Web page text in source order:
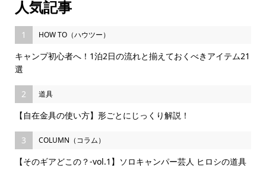
人気記事
1 HOW TO（ハウツー）
キャンプ初心者へ！1泊2日の流れと揃えておくべきアイテム21
選
2 道具
【自在金具の使い方】形ごとにじっくり解説！
3 COLUMN（コラム）
【そのギアどこの？-vol.1】ソロキャンパー芸人 ヒロシの道具